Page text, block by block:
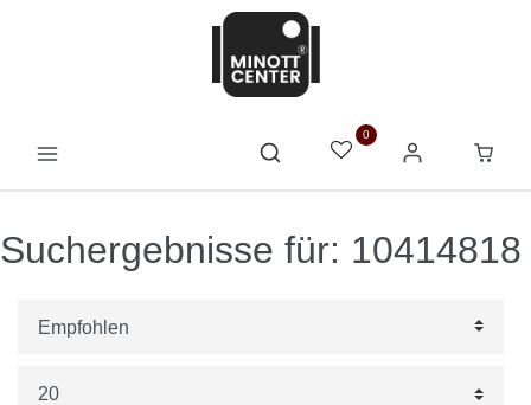
0
Suchergebnisse für: 10414818